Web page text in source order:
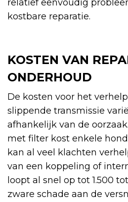
relatief eenvoudig
kostbare reparatie.
KOSTEN VAN
ONDERHOUD
De kosten voor het
slippende transmissie
afhankelijk van de
met filter kost enkele
kan al veel klachten
van een koppeling of
loopt al snel op tot 1.500
zware schade aan de